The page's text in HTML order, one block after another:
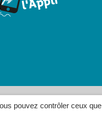
pouvez contrôler ceux que